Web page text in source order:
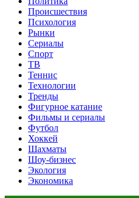
Происшествия
Психология
Рынки
Сериалы
Спорт
ТВ
Теннис
Технологии
Тренды
Фигурное катание
Фильмы и сериалы
Футбол
Хоккей
Шахматы
Шоу-бизнес
Экология
Экономика